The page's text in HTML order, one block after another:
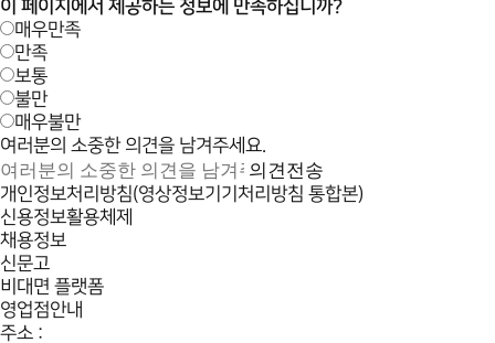
이 페이지에서 제공하는 정보에 만족하십니까?
매우만족
만족
보통
불만
매우불만
여러분의 소중한 의견을 남겨주세요.
의견전송
개인정보처리방침(영상정보기기처리방침 통합본)
신용정보활용체제
채용정보
신문고
비대면 플랫폼
영업점안내
주소 :